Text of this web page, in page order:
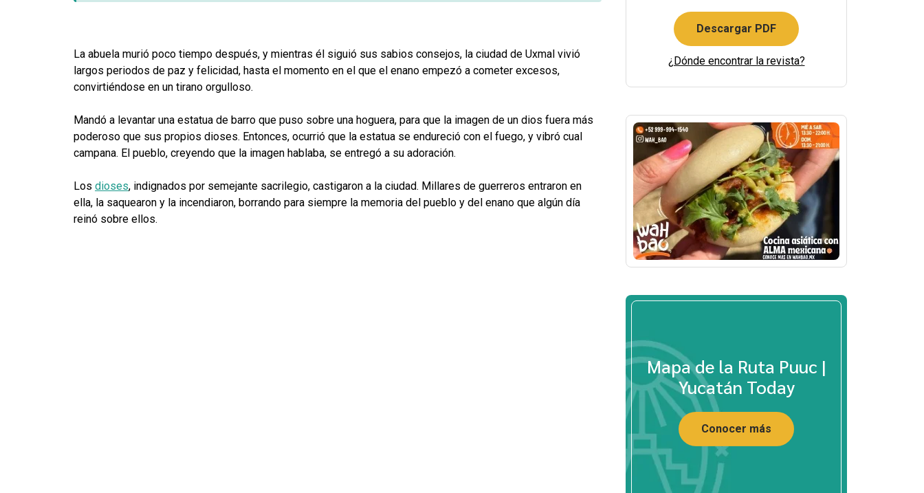
La abuela murió poco tiempo después, y mientras él siguió sus sabios consejos, la ciudad de Uxmal vivió
largos periodos de paz y felicidad, hasta el momento en el que el enano empezó a cometer excesos,
convirtiéndose en un tirano orgulloso.
Mandó a levantar una estatua de barro que puso sobre una hoguera, para que la imagen de un dios fuera más
poderoso que sus propios dioses. Entonces, ocurrió que la estatua se endureció con el fuego, y vibró cual
campana. El pueblo, creyendo que la imagen hablaba, se entregó a su adoración.
Los dioses, indignados por semejante sacrilegio, castigaron a la ciudad. Millares de guerreros entraron en
ella, la saquearon y la incendiaron, borrando para siempre la memoria del pueblo y del enano que algún día
reinó sobre ellos.
Descargar PDF
¿Dónde encontrar la revista?
Mapa de la Ruta Puuc |
Yucatán Today
Conocer más